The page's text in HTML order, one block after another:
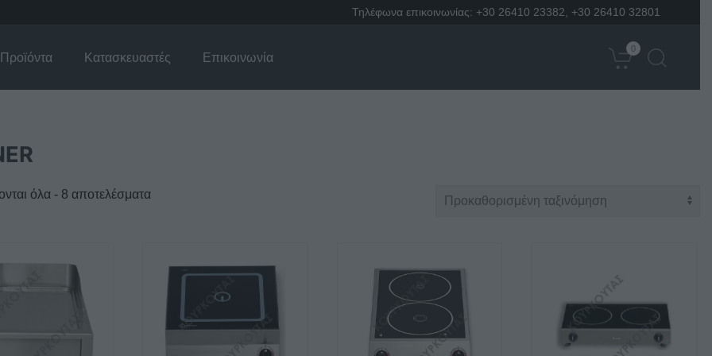
Τηλέφωνα επικοινωνίας: +30 26410 23382 +30 26410 32801
Προϊόντα Κατασκευαστές Επικοινωνία
0
όλα - 8 αποτελέσματα
πολλαπλές